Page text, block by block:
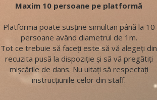
Maxim 10 persoane pe platformă
Platforma poate susține simultan până la 10
persoane având diametrul de 1m.
Tot ce trebuie să faceți este să vă alegeți din
recuzita pusă la dispoziție și să vă pregătiți
mișcările de dans. Nu uitați să respectați
instrucțiunile celor din staff.